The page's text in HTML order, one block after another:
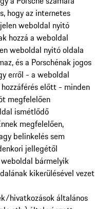
hogy az internetes
weboldal nyitó
hozzá a weboldal
weboldal nyitó oldala
és a Porschénak jogos
erről - a weboldal
előtt - minden
megfelelően
ismétlődő
megfelelően,
belinkelés sem
jellegétől
bármelyik
kikerülésével vezet
hivatkozások általános